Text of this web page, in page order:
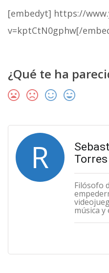
[embedyt] https://
v=kptCtN0gphw[/
¿Qué te ha
R
Torres
Filósofo
música y